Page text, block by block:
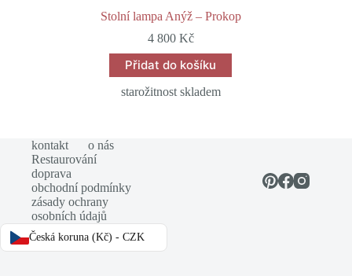
Stolní lampa Anýž – Prokop
4 800 Kč
Přidat do košíku
starožitnost skladem
kontakt
o nás
Restaurování
doprava
obchodní podmínky
zásady ochrany
osobních údajů
Česká koruna (Kč) - CZK